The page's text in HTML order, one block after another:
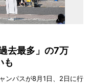
去最多」の7万
も
ンパスが8月1日、2日に行